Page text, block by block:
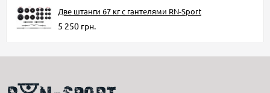
Две штанги 67 кг с гантелями RN-Sport
5 250 грн.